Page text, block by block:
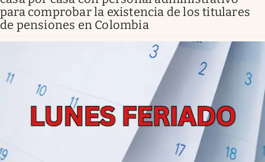
para comprobar la existencia de los titulares
de pensiones en Colombia